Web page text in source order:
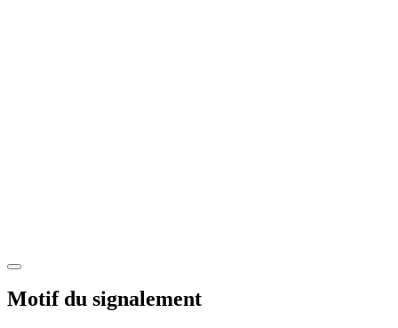
Motif du signalement